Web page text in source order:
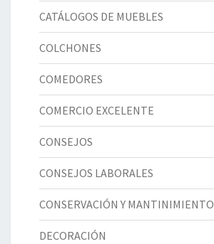
CATÁLOGOS DE MUEBLES
COLCHONES
COMEDORES
COMERCIO EXCELENTE
CONSEJOS
CONSEJOS LABORALES
CONSERVACIÓN Y MANTINIMIENTO
DECORACIÓN